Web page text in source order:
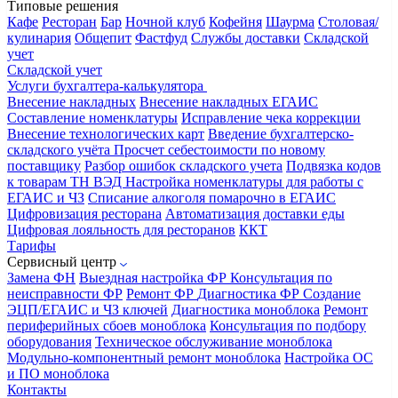
Типовые решения
Кафе Ресторан Бар Ночной клуб Кофейня Шаурма Столовая/
кулинария Общепит Фастфуд Службы доставки Складской
учет
Складской учет
Услуги бухгалтера-калькулятора
Внесение накладных Внесение накладных ЕГАИС
Составление номенклатуры Исправление чека коррекции
Внесение технологических карт Введение бухгалтерско-
складского учёта Просчет себестоимости по новому
поставщику Разбор ошибок складского учета Подвязка кодов
к товарам ТН ВЭД Настройка номенклатуры для работы с
ЕГАИС и ЧЗ Списание алкоголя помарочно в ЕГАИС
Цифровизация ресторана Автоматизация доставки еды
Цифровая лояльность для ресторанов ККТ
Тарифы
Сервисный центр
Замена ФН Выездная настройка ФР Консультация по
неисправности ФР Ремонт ФР Диагностика ФР Создание
ЭЦП/ЕГАИС и ЧЗ ключей Диагностика моноблока Ремонт
периферийных сбоев моноблока Консультация по подбору
оборудования Техническое обслуживание моноблока
Модульно-компонентный ремонт моноблока Настройка ОС
и ПО моноблока
Контакты